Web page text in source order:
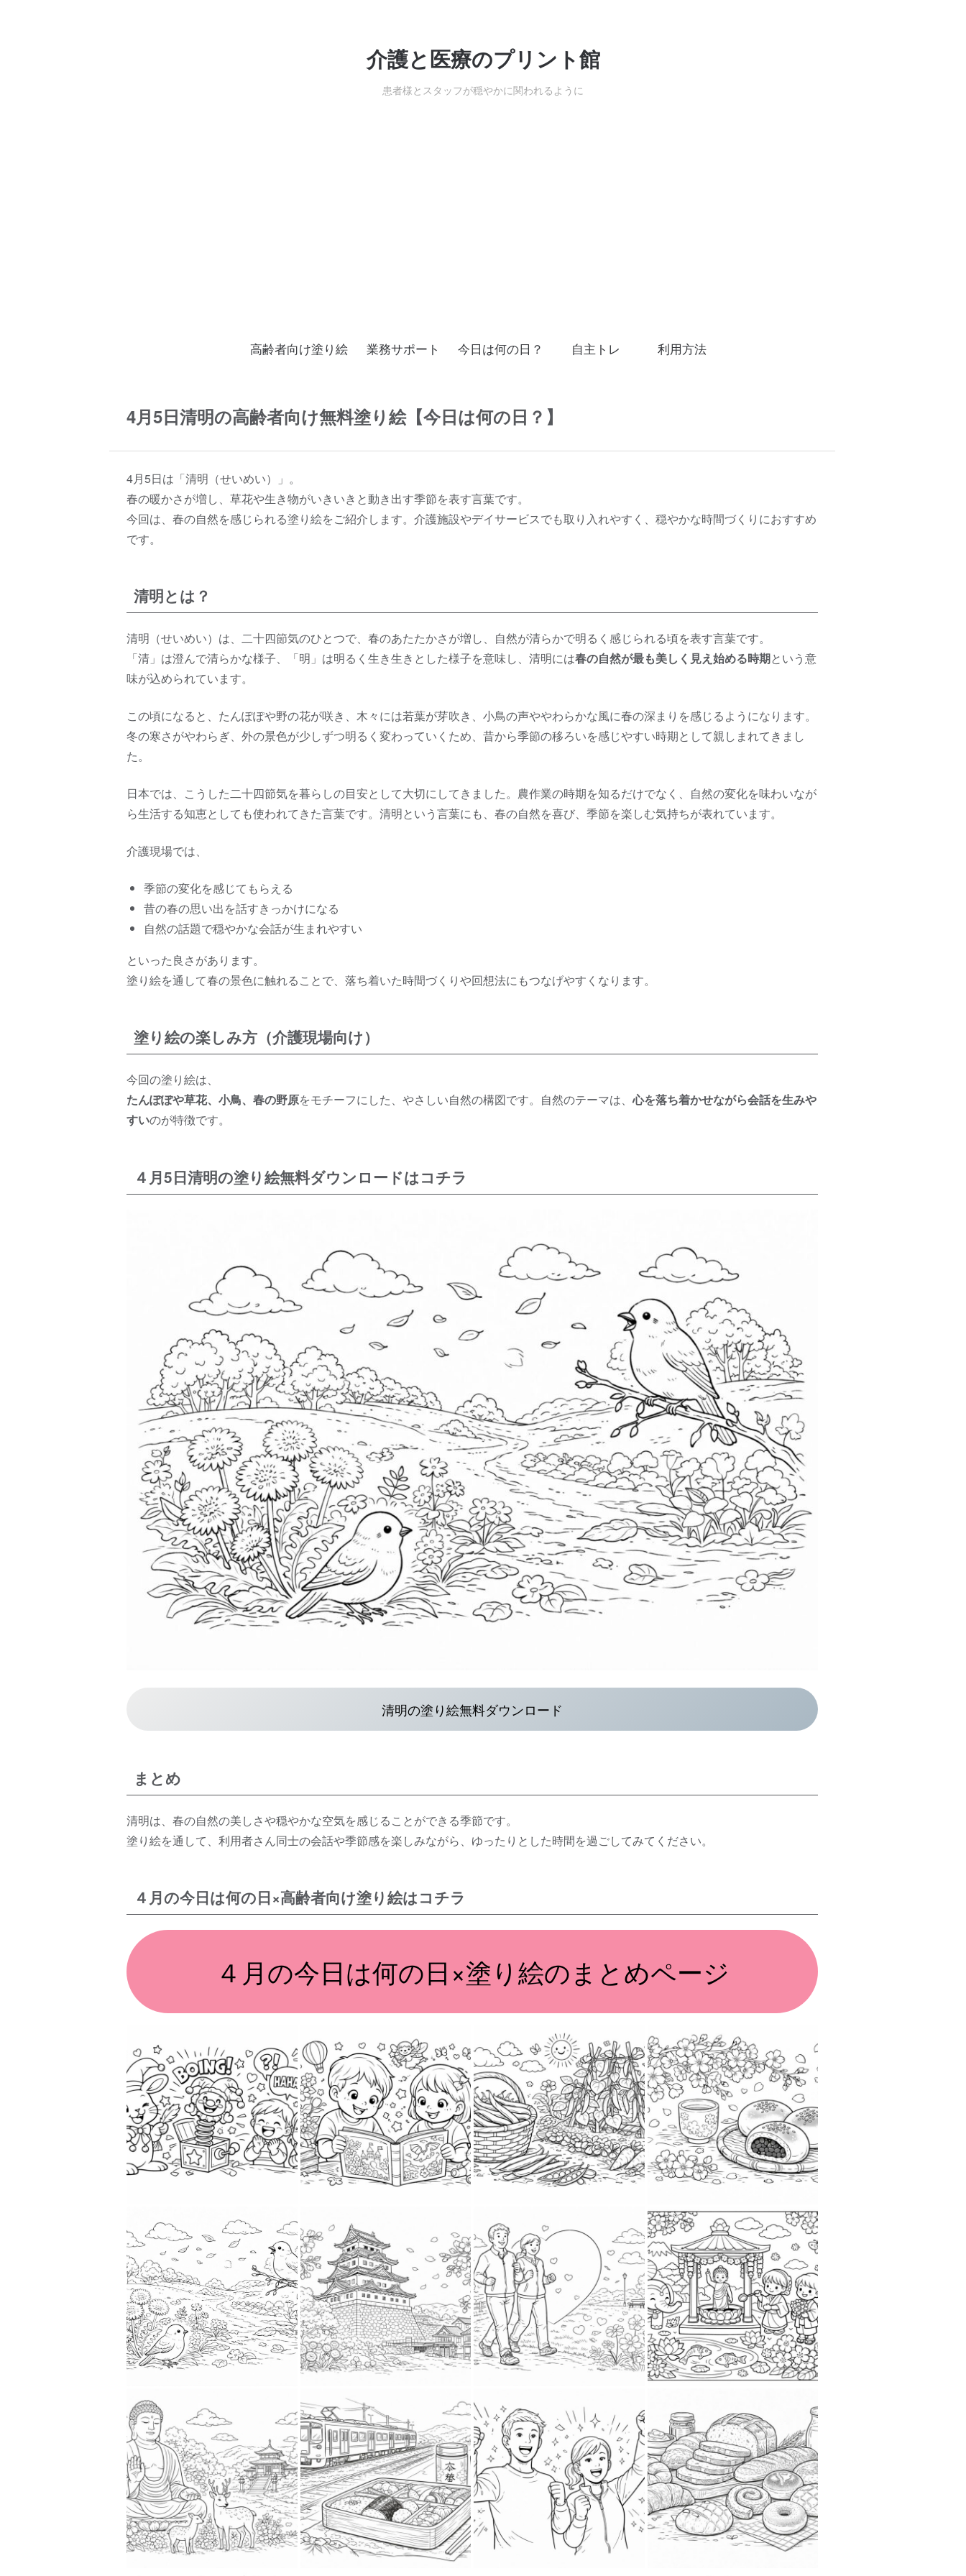
介護と医療のプリント館
患者様とスタッフが穏やかに関われるように
高齢者向け塗り絵 業務サポート 今日は何の日？ 自主トレ 利用方法
4月5日清明の高齢者向け無料塗り絵【今日は何の日？】
4月5日は「清明（せいめい）」。
春の暖かさが増し、草花や生き物がいきいきと動き出す季節を表す言葉です。
今回は、春の自然を感じられる塗り絵をご紹介します。介護施設やデイサービスでも取り入れやすく、穏やかな時間づくりにおすすめ
です。
清明とは？
清明（せいめい）は、二十四節気のひとつで、春のあたたかさが増し、自然が清らかで明るく感じられる頃を表す言葉です。
「清」は澄んで清らかな様子、「明」は明るく生き生きとした様子を意味し、清明には春の自然が最も美しく見え始める時期という意
味が込められています。
この頃になると、たんぽぽや野の花が咲き、木々には若葉が芽吹き、小鳥の声ややわらかな風に春の深まりを感じるようになります。
冬の寒さがやわらぎ、外の景色が少しずつ明るく変わっていくため、昔から季節の移ろいを感じやすい時期として親しまれてきまし
た。
日本では、こうした二十四節気を暮らしの目安として大切にしてきました。農作業の時期を知るだけでなく、自然の変化を味わいなが
ら生活する知恵としても使われてきた言葉です。清明という言葉にも、春の自然を喜び、季節を楽しむ気持ちが表れています。
介護現場では、
季節の変化を感じてもらえる
昔の春の思い出を話すきっかけになる
自然の話題で穏やかな会話が生まれやすい
といった良さがあります。
塗り絵を通して春の景色に触れることで、落ち着いた時間づくりや回想法にもつなげやすくなります。
塗り絵の楽しみ方（介護現場向け）
今回の塗り絵は、
たんぽぽや草花、小鳥、春の野原をモチーフにした、やさしい自然の構図です。自然のテーマは、心を落ち着かせながら会話を生みや
すいのが特徴です。
４月5日清明の塗り絵無料ダウンロードはコチラ
清明の塗り絵無料ダウンロード
まとめ
清明は、春の自然の美しさや穏やかな空気を感じることができる季節です。
塗り絵を通して、利用者さん同士の会話や季節感を楽しみながら、ゆったりとした時間を過ごしてみてください。
４月の今日は何の日×高齢者向け塗り絵はコチラ
４月の今日は何の日×塗り絵のまとめページ
2026-03-29
2026-03-29
2026-03-30
2026-03-30
2026-03-30
2026-03-31
2026-03-31
2026-03-31
2026-04-1
2026-04-1
2026-04-3
2026-04-4